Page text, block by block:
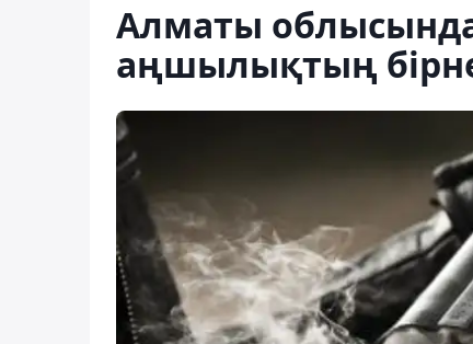
Алматы
аңшылықтың